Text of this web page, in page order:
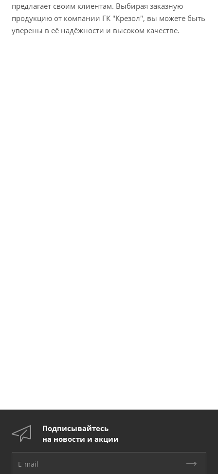
предлагает своим клиентам. Выбирая заказную
продукцию от компании ГК "Крезол", вы можете быть
уверены в её надёжности и высоком качестве.
Подписывайтесь
на новости и акции